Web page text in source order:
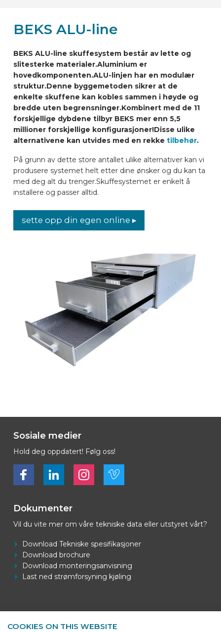
BEKS ALU-line
BEKS ALU-line skuffesystem består av lette og
slitesterke materialer.Aluminium er
hovedkomponenten.ALU-linjen har en modulær
struktur.Denne byggemetoden sikrer at de
enkelte skuffene kan kobles sammen i høyde og
bredde uten begrensninger.Kombinert med de 11
forskjellige dybdene tilbyr BEKS mer enn 5,5
millioner forskjellige konfigurasjoner!Disse ulike
alternativene kan utvides med en rekke tilbehør.
På grunn av dette store antallet ulike alternativer kan vi
produsere systemet helt etter dine ønsker og du kan ta
med deg alt du trenger.Skuffesystemet er enkelt å
installere og passer alltid.
sette opp din egen online ▸
Sosiale medier
Hold deg oppdatert! Følg oss!
Bekijk ons op FacebookBekijk ons op LinkedInBekijk ons op LinkedInBekijk ons op Vimeo
Dokumenter
Vil du vite mer om våre tekniske data eller utstyret vårt?
Download Tekniske spesifikasjoner
Download brochure
Download monteringsanvisning
Last ned strømforsyning kjøling
COOKIES ON THIS WEBSITE